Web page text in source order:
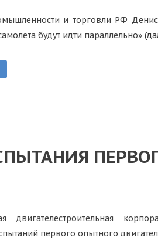
и торговли РФ
будут идти параллельно»
двигателестроительная
первого опытного